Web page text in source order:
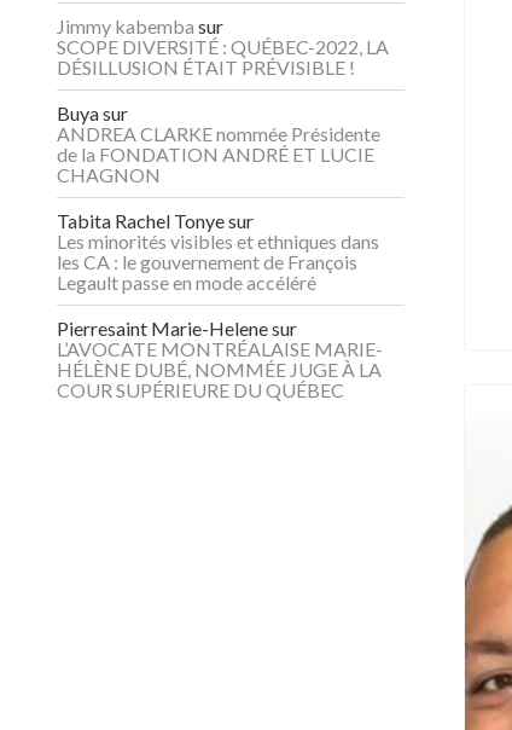
Jimmy kabemba sur
SCOPE DIVERSITÉ : QUÉBEC-2022, LA
DÉSILLUSION ÉTAIT PRÉVISIBLE !
Buyasur
ANDREA CLARKE nommée Présidente
de la FONDATION ANDRÉ ET LUCIE
CHAGNON
Tabita Rachel Tonyesur
Les minorités visibles et ethniques dans
les CA : le gouvernement de François
Legault passe en mode accéléré
Pierresaint Marie-Helenesur
L’AVOCATE MONTRÉALAISE MARIE-
HÉLÈNE DUBÉ, NOMMÉE JUGE À LA
COUR SUPÉRIEURE DU QUÉBEC